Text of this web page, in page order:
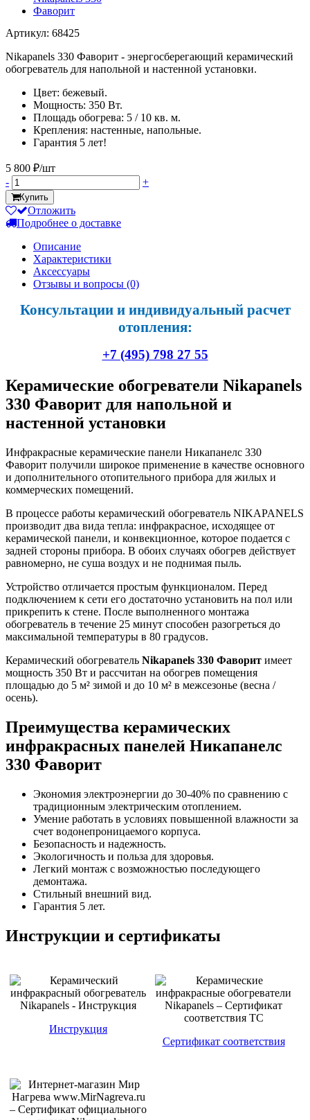
Артикул: 68425
Nikapanels 330 Фаворит - энергосберегающий керамический
обогреватель для напольной и настенной установки.
Цвет: бежевый.
Мощность: 350 Вт.
Площадь обогрева: 5 / 10 кв. м.
Крепления: настенные, напольные.
Гарантия 5 лет!
5 800 ₽/шт
-
+
Купить
Отложить
Подробнее о доставке
Описание
Характеристики
Аксессуары
Отзывы и вопросы (0)
Консультации и индивидуальный расчет
отопления:
+7 (495) 798 27 55
Керамические обогреватели Nikapanels
330 Фаворит для напольной и
настенной установки
Инфракрасные керамические панели Никапанелс 330
Фаворит получили широкое применение в качестве основного
и дополнительного отопительного прибора для жилых и
коммерческих помещений.
В процессе работы керамический обогреватель NIKAPANELS
производит два вида тепла: инфракрасное, исходящее от
керамической панели, и конвекционное, которое подается с
задней стороны прибора. В обоих случаях обогрев действует
равномерно, не суша воздух и не поднимая пыль.
Устройство отличается простым функционалом. Перед
подключением к сети его достаточно установить на пол или
прикрепить к стене. После выполненного монтажа
обогреватель в течение 25 минут способен разогреться до
максимальной температуры в 80 градусов.
Керамический обогреватель Nikapanels 330 Фаворит имеет
мощность 350 Вт и рассчитан на обогрев помещения
площадью до 5 м² зимой и до 10 м² в межсезонье (весна /
осень).
Преимущества керамических
инфракрасных панелей Никапанелс
330 Фаворит
Экономия электроэнергии до 30-40% по сравнению с
традиционным электрическим отоплением.
Умение работать в условиях повышенной влажности за
счет водонепроницаемого корпуса.
Безопасность и надежность.
Экологичность и польза для здоровья.
Легкий монтаж с возможностью последующего
демонтажа.
Стильный внешний вид.
Гарантия 5 лет.
Инструкции и сертификаты
Инструкция
Сертификат соответствия